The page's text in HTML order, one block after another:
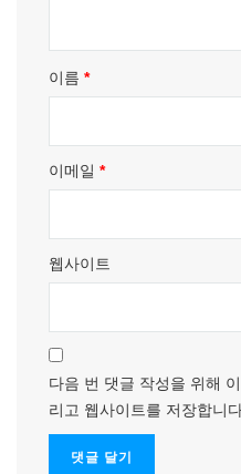
이름*
이메일*
웹사이트
다음 번 댓글 작성을 위해
리고 웹사이트를 저장합니